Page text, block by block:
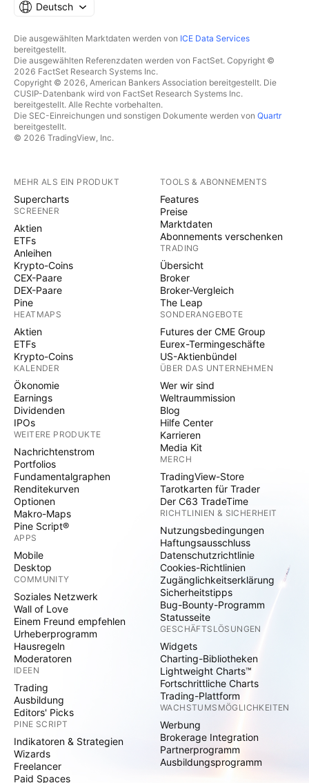
Deutsch
Die ausgewählten Marktdaten werden von ICE Data Services
bereitgestellt.
Die ausgewählten Referenzdaten werden von FactSet. Copyright ©
2026 FactSet Research Systems Inc.
Copyright © 2026, American Bankers Association bereitgestellt. Die
CUSIP-Datenbank wird von FactSet Research Systems Inc.
bereitgestellt. Alle Rechte vorbehalten.
Die SEC-Einreichungen und sonstigen Dokumente werden von Quartr
bereitgestellt.
© 2026 TradingView, Inc.
MEHR ALS EIN PRODUKT
Supercharts
SCREENER
Aktien
ETFs
Anleihen
Krypto-Coins
CEX-Paare
DEX-Paare
Pine
HEATMAPS
Aktien
ETFs
Krypto-Coins
KALENDER
Ökonomie
Earnings
Dividenden
IPOs
WEITERE PRODUKTE
Nachrichtenstrom
Portfolios
Fundamentalgraphen
Renditekurven
Optionen
Makro-Maps
Pine Script®
APPS
Mobile
Desktop
COMMUNITY
Soziales Netzwerk
Wall of Love
Einem Freund empfehlen
Urheberprogramm
Hausregeln
Moderatoren
IDEEN
Trading
Ausbildung
Editors' Picks
PINE SCRIPT
Indikatoren & Strategien
Wizards
Freelancer
Paid Spaces
TOOLS & ABONNEMENTS
Features
Preise
Marktdaten
Abonnements verschenken
TRADING
Übersicht
Broker
Broker-Vergleich
The Leap
SONDERANGEBOTE
Futures der CME Group
Eurex-Termingeschäfte
US-Aktienbündel
ÜBER DAS UNTERNEHMEN
Wer wir sind
Weltraummission
Blog
Hilfe Center
Karrieren
Media Kit
MERCH
TradingView-Store
Tarotkarten für Trader
Der C63 TradeTime
RICHTLINIEN & SICHERHEIT
Nutzungsbedingungen
Haftungsausschluss
Datenschutzrichtlinie
Cookies-Richtlinien
Zugänglichkeitserklärung
Sicherheitstipps
Bug-Bounty-Programm
Statusseite
GESCHÄFTSLÖSUNGEN
Widgets
Charting-Bibliotheken
Lightweight Charts™
Fortschrittliche Charts
Trading-Plattform
WACHSTUMSMÖGLICHKEITEN
Werbung
Brokerage Integration
Partnerprogramm
Ausbildungsprogramm